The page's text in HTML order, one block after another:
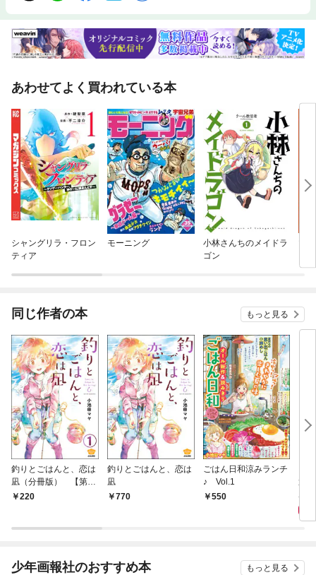
あわせてよく買われている本
シャングリラ・フロン
ティア
モーニング
小林さんちのメイドラ
ゴン
同じ作者の本 もっと見る
釣りとごはんと、恋は
凪（分冊版） 【第1
話】220
釣りとごはんと、恋は
凪
770
ごはん日和涼みランチ
♪ Vol.1
550
運
少年画報社のおすすめ本 もっと見る